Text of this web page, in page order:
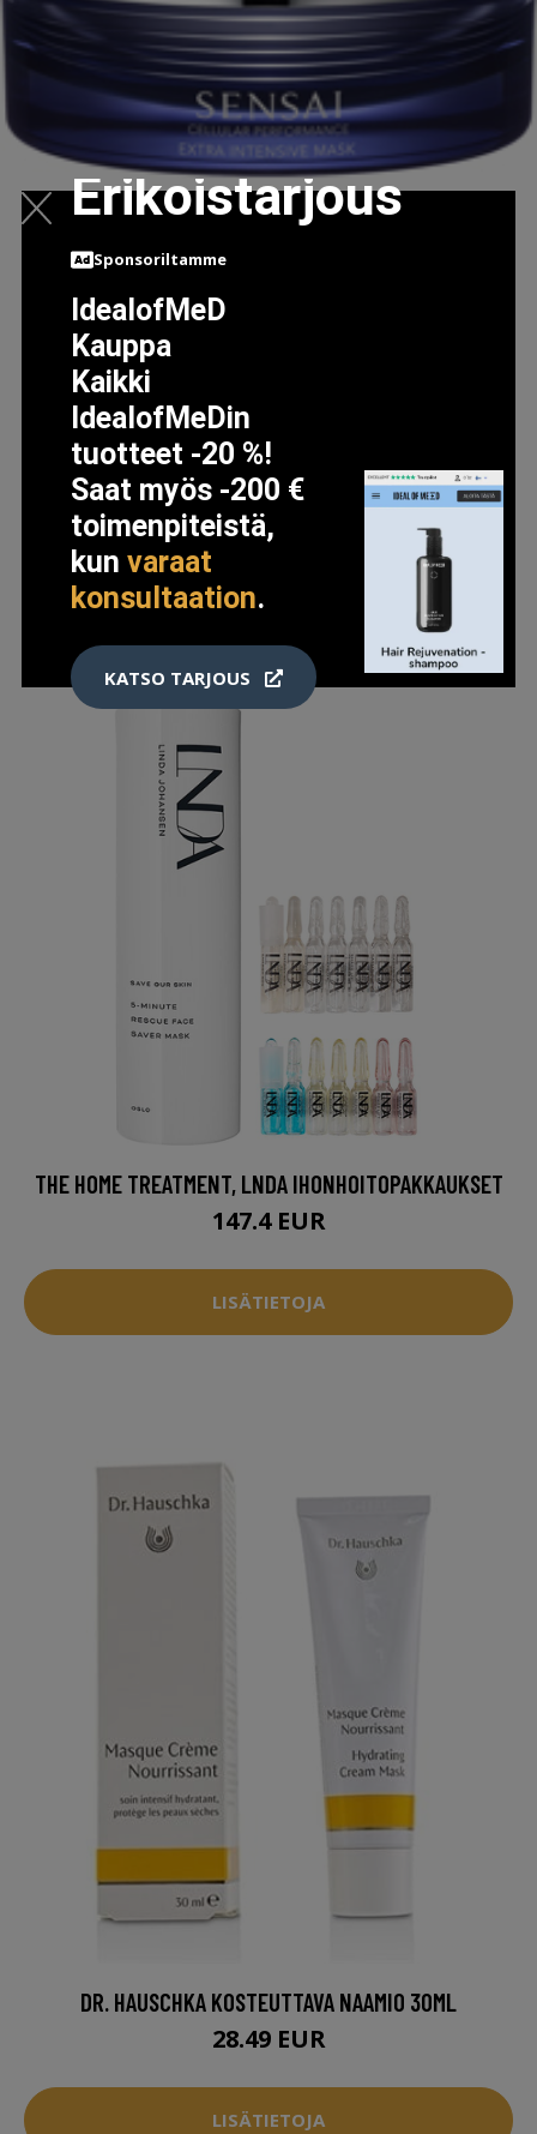
CELLULAR PERFORMANCE EXTRA INTENSIVE MASK 75ML
248.95 EUR
LISÄTIETOJA
THE HOME TREATMENT, LNDA IHONHOITOPAKKAUKSET
147.4 EUR
LISÄTIETOJA
DR. HAUSCHKA KOSTEUTTAVA NAAMIO 30ML
28.49 EUR
LISÄTIETOJA
Erikoistarjous
Sponsoriltamme
IdealofMeD
Kauppa
Kaikki
IdealofMeDin
tuotteet -20 %!
Saat myös -200 €
toimenpiteistä,
kunvaraat
konsultaation.
KATSO TARJOUS